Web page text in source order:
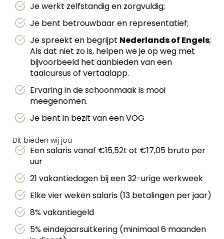
Je werkt zelfstandig en zorgvuldig;
Je bent betrouwbaar en representatief;
Je spreekt en begrijpt Nederlands of Engels;
Als dat niet zo is, helpen we je op weg met
bijvoorbeeld het aanbieden van een
taalcursus of vertaalapp.
Ervaring in de schoonmaak is mooi
meegenomen.
Je bent in bezit van een VOG
Dit bieden wij jou
Een salaris vanaf €15,52t ot €17,05 bruto per
uur
21 vakantiedagen bij een 32-urige werkweek
Elke vier weken salaris (13 betalingen per jaar)
8% vakantiegeld
5% eindejaarsuitkering (minimaal 6 maanden